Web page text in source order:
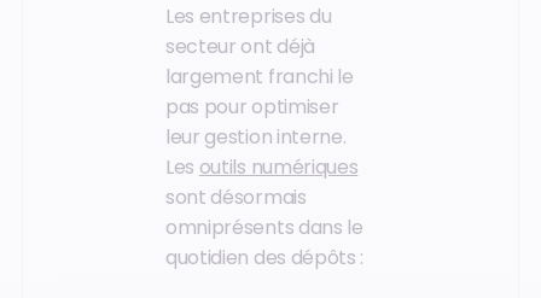
Les entreprises du
secteur ont déjà
largement franchi le
pas pour optimiser
leur gestion interne.
Les outils numériques
sont désormais
omniprésents dans le
quotidien des dépôts :